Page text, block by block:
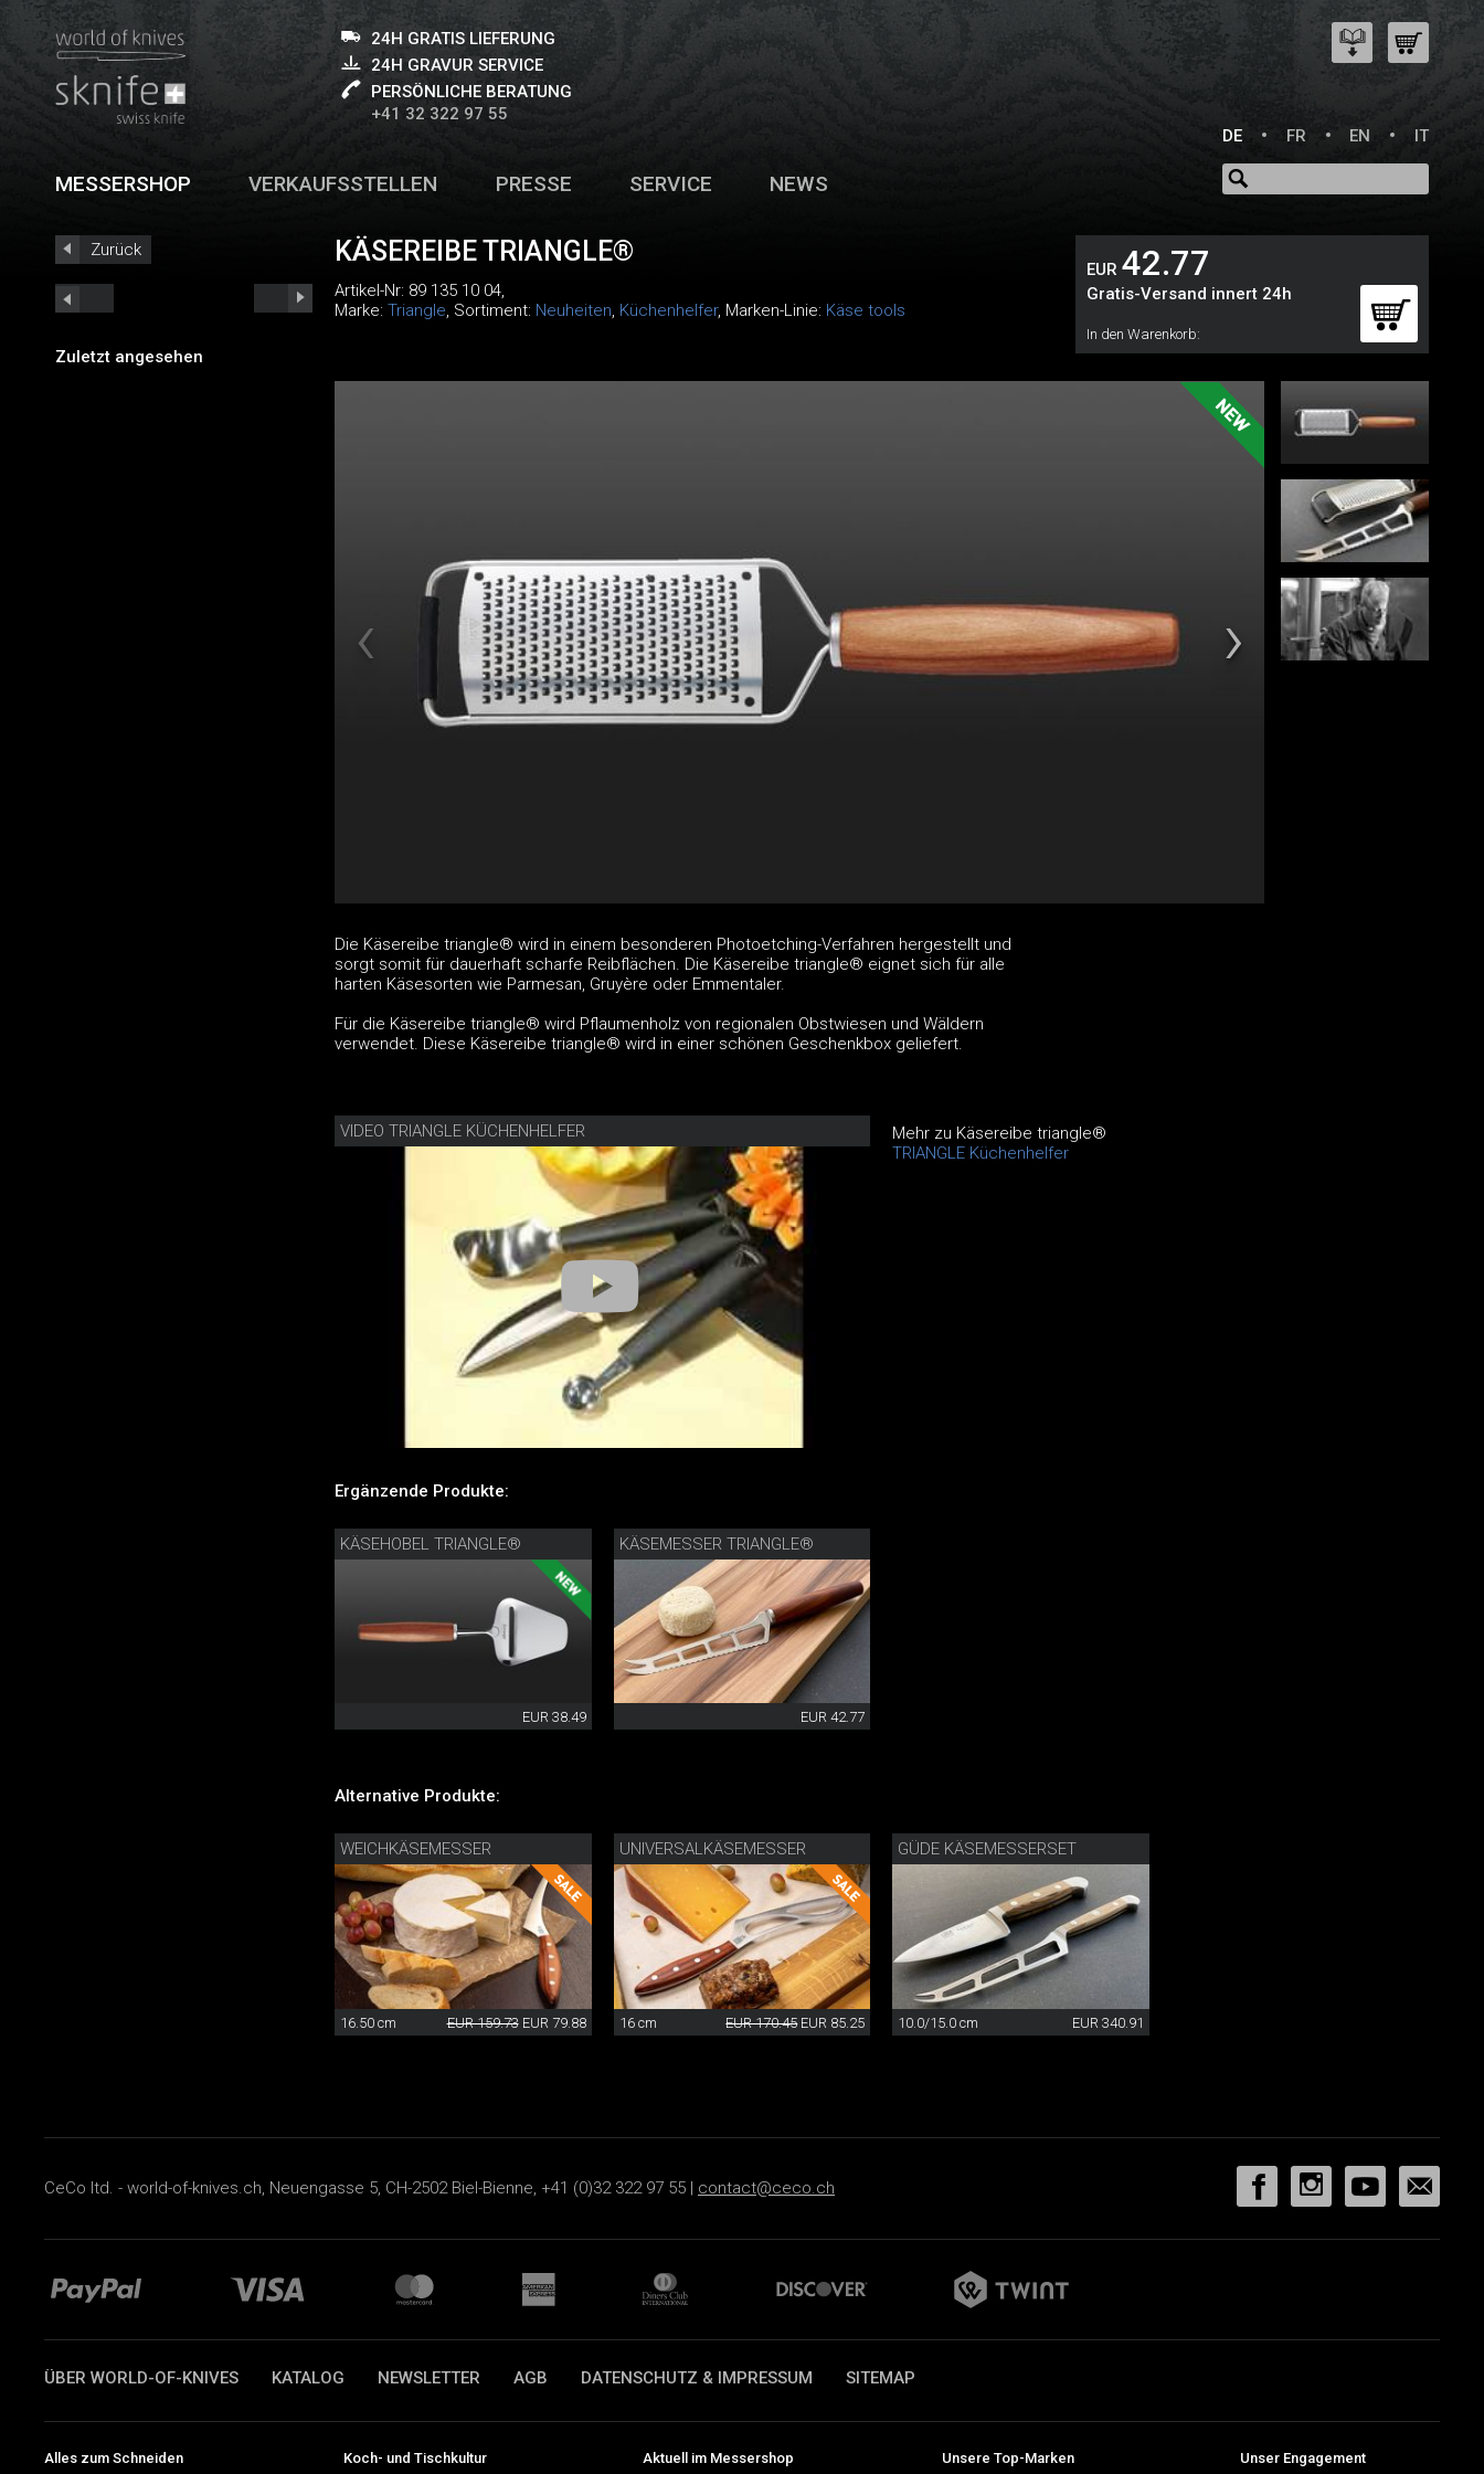
24H GRATIS LIEFERUNG
24H GRAVUR SERVICE
PERSÖNLICHE BERATUNG
+41 32 322 97 55
DE
FR EN IT
MESSERSHOP VERKAUFSSTELLEN PRESSE SERVICE NEWS
Zurück
Zuletzt angesehen
KÄSEREIBE TRIANGLE®
Artikel-Nr: 89 135 10 04,
Marke: Triangle, Sortiment: Neuheiten, Küchenhelfer, Marken-Linie: Käse tools
EUR 42.77
Gratis-Versand innert 24h
In den Warenkorb:
Die Käsereibe triangle® wird in einem besonderen Photoetching-Verfahren hergestellt und
sorgt somit für dauerhaft scharfe Reibflächen. Die Käsereibe triangle® eignet sich für alle
harten Käsesorten wie Parmesan, Gruyère oder Emmentaler.
Für die Käsereibe triangle® wird Pflaumenholz von regionalen Obstwiesen und Wäldern
verwendet. Diese Käsereibe triangle® wird in einer schönen Geschenkbox geliefert.
VIDEO TRIANGLE KÜCHENHELFER
Mehr zu Käsereibe triangle®
TRIANGLE Küchenhelfer
Ergänzende Produkte:
KÄSEHOBEL TRIANGLE®
EUR 38.49
KÄSEMESSER TRIANGLE®
EUR 42.77
Alternative Produkte:
WEICHKÄSEMESSER
16.50 cm EUR 159.73 EUR 79.88
UNIVERSALKÄSEMESSER
16 cm EUR 170.45 EUR 85.25
GÜDE KÄSEMESSERSET
10.0/15.0 cm EUR 340.91
CeCo ltd. - world-of-knives.ch, Neuengasse 5, CH-2502 Biel-Bienne, +41 (0)32 322 97 55 | contact@ceco.ch
ÜBER WORLD-OF-KNIVES KATALOG NEWSLETTER AGB DATENSCHUTZ & IMPRESSUM SITEMAP
Alles zum Schneiden Koch- und Tischkultur Aktuell im Messershop Unsere Top-Marken Unser Engagement